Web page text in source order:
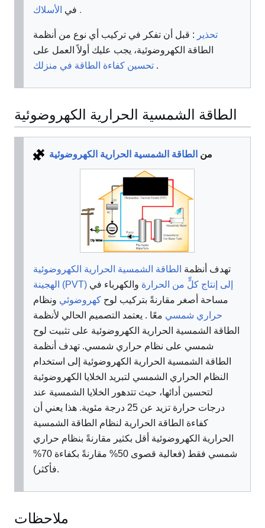
في الأسلاك .
تحذير : قبل أن تفكر في تركيب أي نوع من أنظمة
الطاقة الكهروضوئية، يجب عليك أولاً العمل على
تحسين كفاءة الطاقة في منزلك .
الطاقة الشمسية الحرارية الكهروضوئية
من الطاقة الشمسية الحرارية الكهروضوئية
تهدف أنظمة الطاقة الشمسية الحرارية الكهروضوئية
الهجينة (PVT) إلى إنتاج كلٍّ من الحرارة والكهرباء في
مساحة أصغر مقارنةً بتركيب لوح كهروضوئي ونظام
حراري شمسي معًا . يعتمد التصميم الحالي لأنظمة
الطاقة الشمسية الحرارية الكهروضوئية على تثبيت لوح
شمسي على نظام حراري شمسي. تهدف أنظمة
الطاقة الشمسية الحرارية الكهروضوئية إلى استخدام
النظام الحراري الشمسي لتبريد الخلايا الكهروضوئية
لتحسين أدائها، حيث تتدهور الخلايا الشمسية عند
درجات حرارة تزيد عن 25 درجة مئوية. هذا يعني أن
كفاءة الطاقة الحرارية لنظام الطاقة الشمسية
الحرارية الكهروضوئية أقل بكثير مقارنةً بنظام حراري
شمسي فقط (فعالية قصوى 50% مقارنةً بكفاءة 70%
فأكثر).
ملاحظات